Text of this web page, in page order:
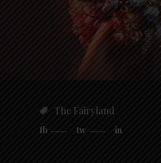
The Fairyland
fb tw in